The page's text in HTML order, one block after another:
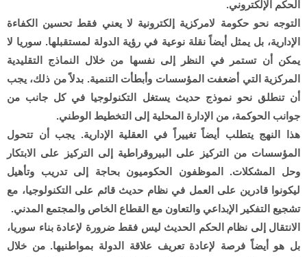
الحكم الإلكتروني.
التوجه نحو حكومة لامركزية إلكترونية لا يعني فقط تحسين الكفاءة
الإدارية، بل يمثل أيضاً نقلة نوعية في رؤية الدولة لمستقبلها. سوريا لا
يمكن أن تستمر في النظر إلى نفسها من خلال النماذج التقليدية
المركزية التي أضعفت المؤسسات وأبطأت التنمية. بدلاً من ذلك، يجب
أن تنطلق نحو نموذج حديث يستغل التكنولوجيا في كل جانب من
جوانب الحوكمة، من الإدارة المحلية إلى التخطيط الوطني.
هذا النهج يتطلب أيضاً تغييراً في العقلية الإدارية. يجب أن تتحول
المؤسسات من التركيز على البيروقراطية إلى التركيز على الابتكار
وحل المشكلات. الموظفون الحكوميون بحاجة إلى تدريب وتأهيل
ليكونوا قادرين على العمل في نظام حديث قائم على التكنولوجيا، مع
تشجيع التفكير الإبداعي والتعاون مع القطاع الخاص والمجتمع المدني.
الانتقال إلى نظام الحكم الحديث ليس فقط ضرورة لإعادة بناء سوريا،
بل هو أيضاً فرصة لإعادة تعريف علاقة الدولة بمواطنيها. من خلال